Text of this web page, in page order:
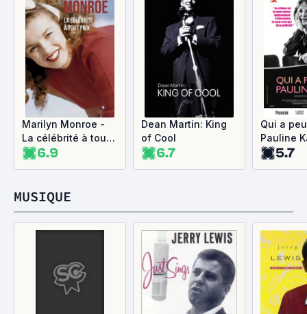
Marilyn Monroe -
La célébrité à tout
prix6.9
Dean Martin: King
of Cool
6.7
Qui a
Pauline
5.7
MUSIQUE